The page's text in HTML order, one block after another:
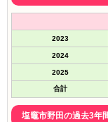
2023
2024
2025
合計
塩竈市野田の過去3年